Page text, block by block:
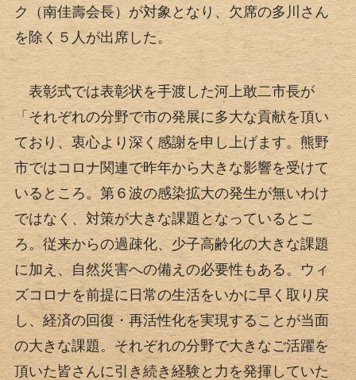
ク（南佳壽会長）が対象となり、欠席の多川さん
を除く５人が出席した。
表彰式では表彰状を手渡した河上敢二市長が
「それぞれの分野で市の発展に多大な貢献を頂い
ており、衷心より深く感謝を申し上げます。熊野
市ではコロナ関連で昨年から大きな影響を受けて
いるところ。第６波の感染拡大の発生が無いわけ
ではなく、対策が大きな課題となっているとこ
ろ。従来からの過疎化、少子高齢化の大きな課題
に加え、自然災害への備えの必要性もある。ウィ
ズコロナを前提に日常の生活をいかに早く取り戻
し、経済の回復・再活性化を実現することが当面
の大きな課題。それぞれの分野で大きなご活躍を
頂いた皆さんに引き続き経験と力を発揮していた